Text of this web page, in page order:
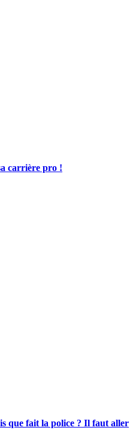
carrière pro !
que fait la police ? Il faut aller